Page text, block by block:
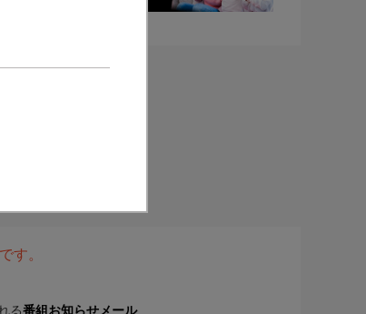
す。
る番組お知らせメール